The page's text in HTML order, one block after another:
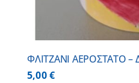
ΦΛΙΤΖΑΝΙ ΑΕΡΟΣΤΑΤΟ
5,00€